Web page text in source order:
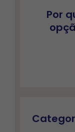
Por